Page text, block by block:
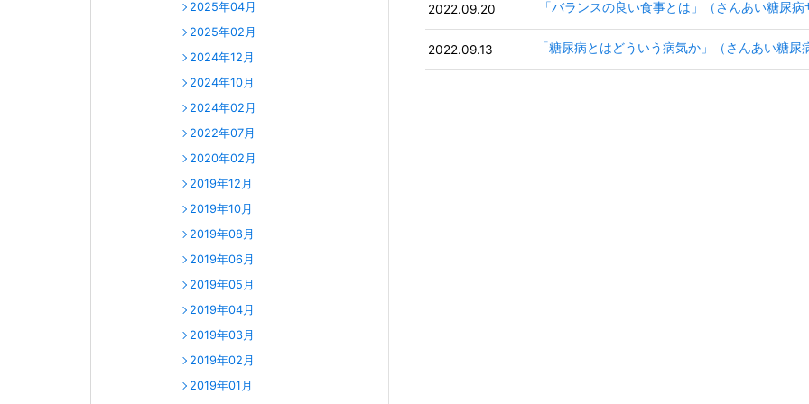
2025年04月
2025年02月
2024年12月
2024年10月
2024年02月
2022年07月
2020年02月
2019年12月
2019年10月
2019年08月
2019年06月
2019年05月
2019年04月
2019年03月
2019年02月
2019年01月
2022.09.20 「バランスの良い食事とは」（さんあい糖尿病
2022.09.13 「糖尿病とはどういう病気か」（さんあい糖尿